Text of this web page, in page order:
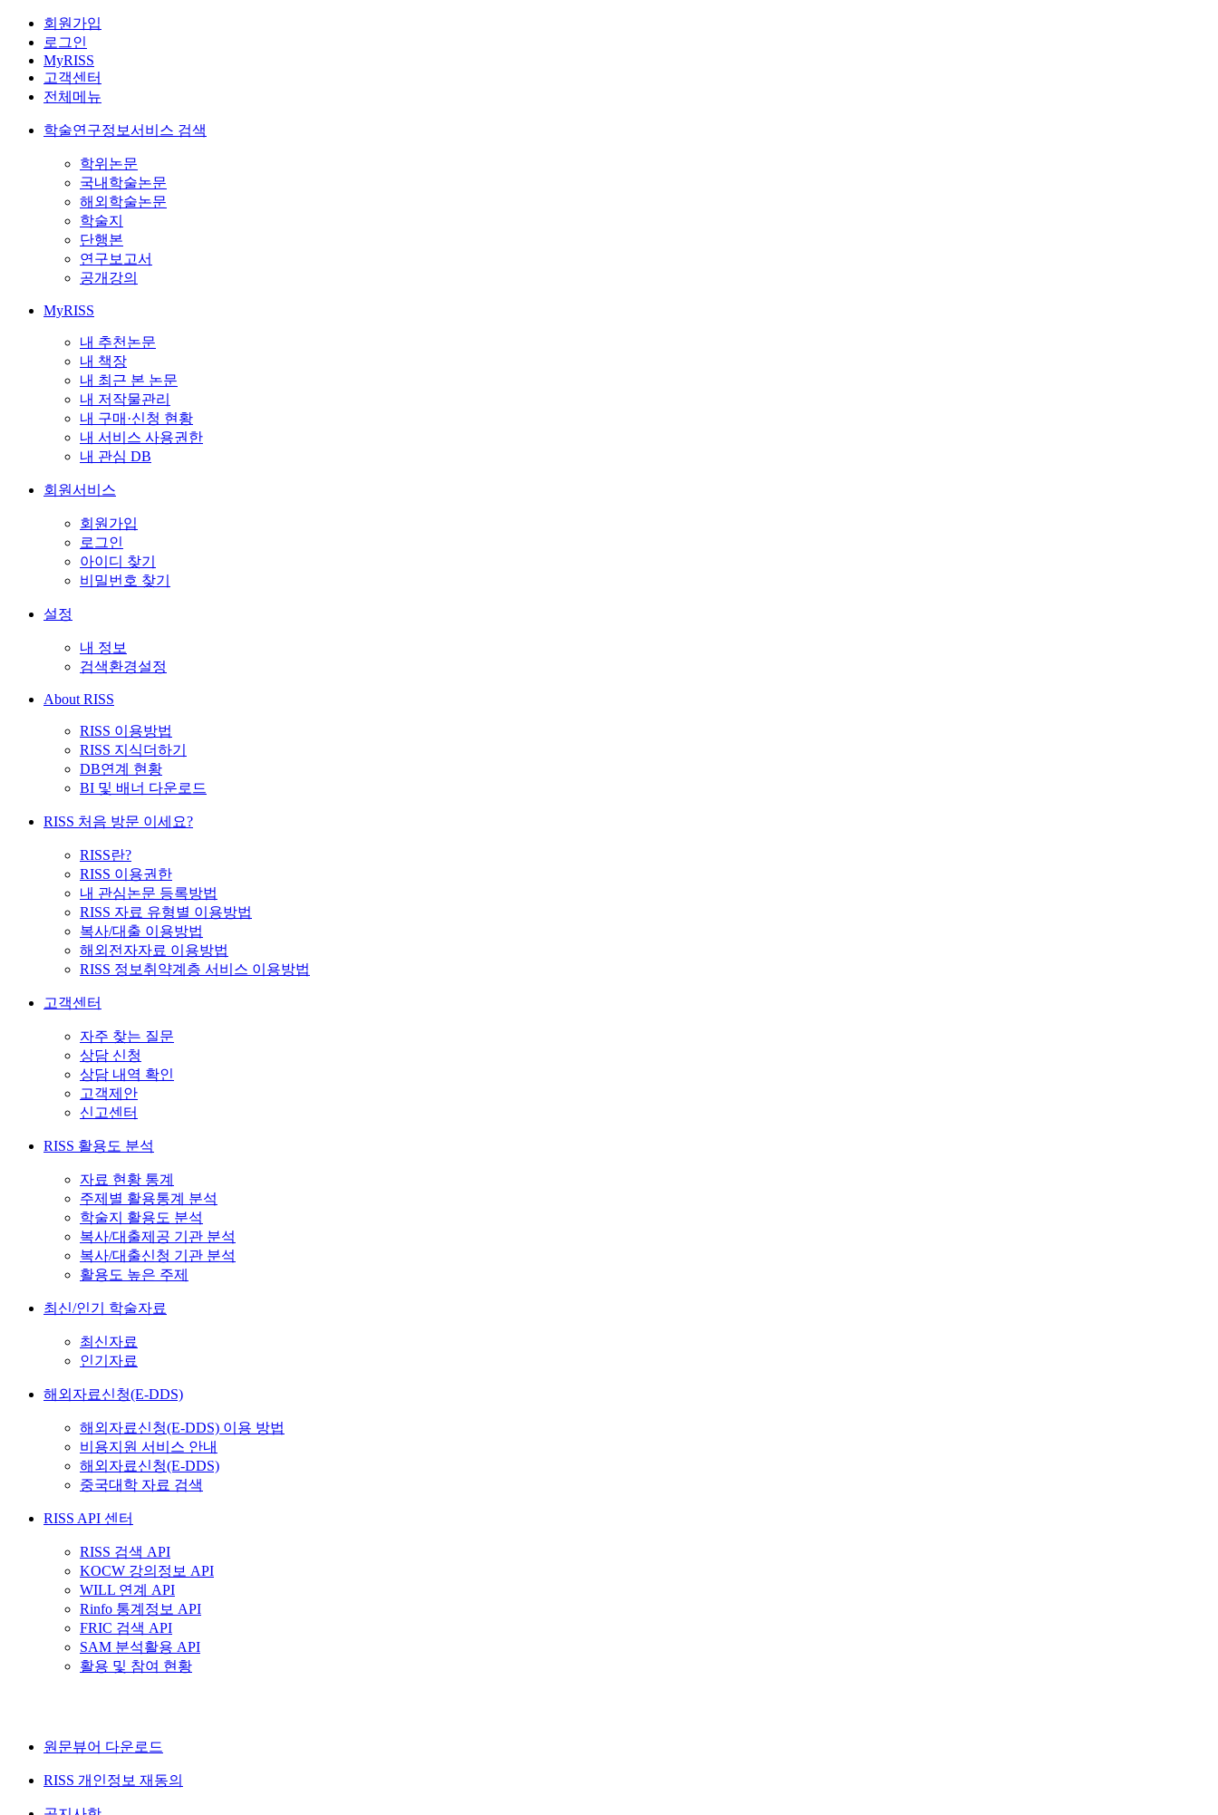
회원가입
로그인
MyRISS
고객센터
전체메뉴
학술연구정보서비스 검색
학위논문
국내학술논문
해외학술논문
학술지
단행본
연구보고서
공개강의
MyRISS
내 추천논문
내 책장
내 최근 본 논문
내 저작물관리
내 구매·신청 현황
내 서비스 사용권한
내 관심 DB
회원서비스
회원가입
로그인
아이디 찾기
비밀번호 찾기
설정
내 정보
검색환경설정
About RISS
RISS 이용방법
RISS 지식더하기
DB연계 현황
BI 및 배너 다운로드
RISS 처음 방문 이세요?
RISS란?
RISS 이용권한
내 관심논문 등록방법
RISS 자료 유형별 이용방법
복사/대출 이용방법
해외전자자료 이용방법
RISS 정보취약계층 서비스 이용방법
고객센터
자주 찾는 질문
상담 신청
상담 내역 확인
고객제안
신고센터
RISS 활용도 분석
자료 현황 통계
주제별 활용통계 분석
학술지 활용도 분석
복사/대출제공 기관 분석
복사/대출신청 기관 분석
활용도 높은 주제
최신/인기 학술자료
최신자료
인기자료
해외자료신청(E-DDS)
해외자료신청(E-DDS) 이용 방법
비용지원 서비스 안내
해외자료신청(E-DDS)
중국대학 자료 검색
RISS API 센터
RISS 검색 API
KOCW 강의정보 API
WILL 연계 API
Rinfo 통계정보 API
FRIC 검색 API
SAM 분석활용 API
활용 및 참여 현황
원문뷰어 다운로드
RISS 개인정보 재동의